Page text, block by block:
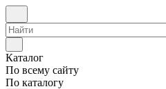
Каталог
По всему сайту
По каталогу